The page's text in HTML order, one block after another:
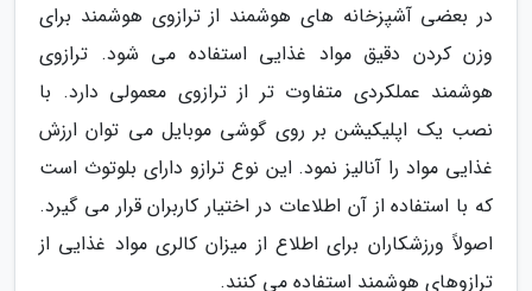
در بعضی آشپزخانه های هوشمند از ترازوی هوشمند برای
وزن کردن دقیق مواد غذایی استفاده می شود. ترازوی
هوشمند عملکردی متفاوت تر از ترازوی معمولی دارد. با
نصب یک اپلیکیشن بر روی گوشی موبایل می توان ارزش
غذایی مواد را آنالیز نمود. این نوع ترازو دارای بلوتوث است
که با استفاده از آن اطلاعات در اختیار کاربران قرار می گیرد.
اصولاً ورزشکاران برای اطلاع از میزان کالری مواد غذایی از
ترازوهای هوشمند استفاده می کنند.